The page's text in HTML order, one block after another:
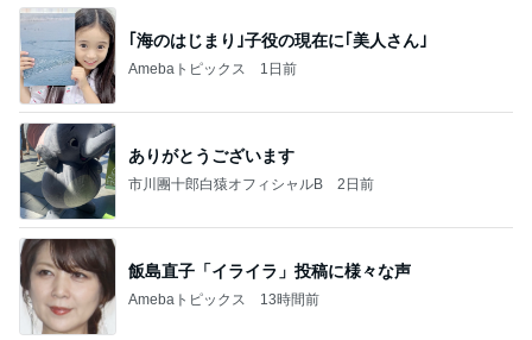
｢海のはじまり｣子役の現在に｢美人さん｣
Amebaトピックス 1日前
ありがとうございます
市川團十郎白猿オフィシャルB 2日前
飯島直子「イライラ」投稿に様々な声
Amebaトピックス 13時間前